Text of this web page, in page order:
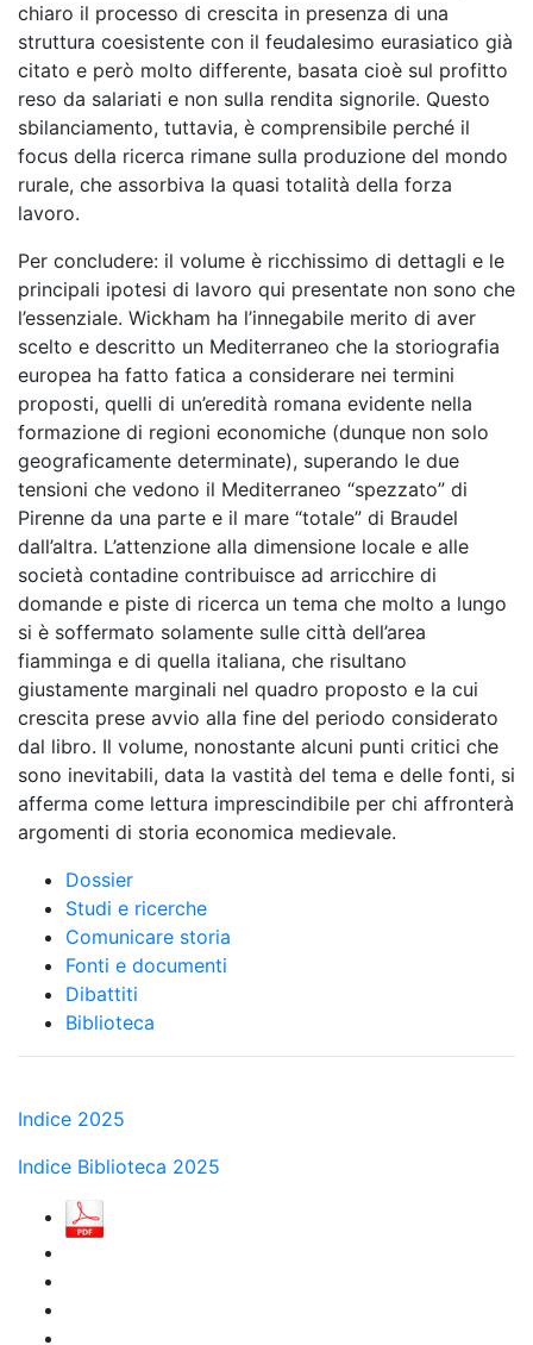
chiaro il processo di crescita in presenza di una
struttura coesistente con il feudalesimo eurasiatico già
citato e però molto differente, basata cioè sul profitto
reso da salariati e non sulla rendita signorile. Questo
sbilanciamento, tuttavia, è comprensibile perché il
focus della ricerca rimane sulla produzione del mondo
rurale, che assorbiva la quasi totalità della forza
lavoro.
Per concludere: il volume è ricchissimo di dettagli e le
principali ipotesi di lavoro qui presentate non sono che
l’essenziale. Wickham ha l’innegabile merito di aver
scelto e descritto un Mediterraneo che la storiografia
europea ha fatto fatica a considerare nei termini
proposti, quelli di un’eredità romana evidente nella
formazione di regioni economiche (dunque non solo
geograficamente determinate), superando le due
tensioni che vedono il Mediterraneo “spezzato” di
Pirenne da una parte e il mare “totale” di Braudel
dall’altra. L’attenzione alla dimensione locale e alle
società contadine contribuisce ad arricchire di
domande e piste di ricerca un tema che molto a lungo
si è soffermato solamente sulle città dell’area
fiamminga e di quella italiana, che risultano
giustamente marginali nel quadro proposto e la cui
crescita prese avvio alla fine del periodo considerato
dal libro. Il volume, nonostante alcuni punti critici che
sono inevitabili, data la vastità del tema e delle fonti, si
afferma come lettura imprescindibile per chi affronterà
argomenti di storia economica medievale.
Dossier
Studi e ricerche
Comunicare storia
Fonti e documenti
Dibattiti
Biblioteca
Indice 2025
Indice Biblioteca 2025